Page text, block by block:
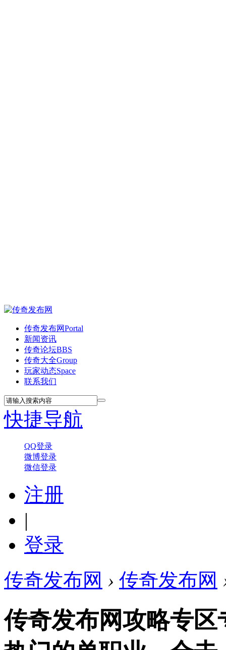
传奇发布网Portal
新闻资讯
传奇论坛BBS
传奇大全Group
玩家动态Space
联系我们
快捷导航
QQ登录
微博登录
微信登录
注册
|
登录
传奇发布网 › 传奇发布网
传奇发布网攻略专